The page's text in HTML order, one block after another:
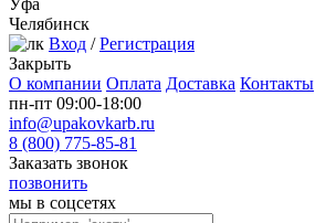
Уфа
Челябинск
Вход / Регистрация
Закрыть
О компании Оплата Доставка Контакты
пн-пт 09:00-18:00
info@upakovkarb.ru
8 (800) 775-85-81
Заказать звонок
позвонить
мы в соцсетях